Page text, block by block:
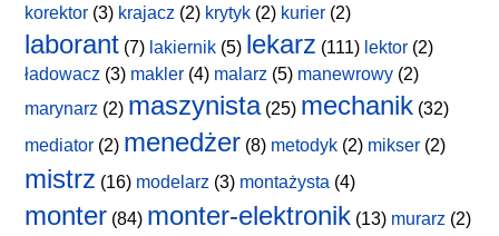
korektor (3) krajacz (2) krytyk (2) kurier (2)
laborant (7) lakiernik (5) lekarz (111) lektor (2)
ładowacz (3) makler (4) malarz (5) manewrowy (2)
marynarz (2) maszynista(25) mechanik (32)
mediator (2) menedżer (8) metodyk (2) mikser (2)
mistrz (16) modelarz (3) montażysta (4)
monter (84) monter-elektronik (13) murarz (2)